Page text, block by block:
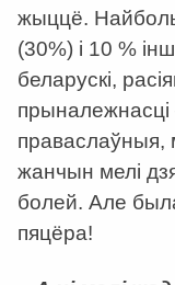
жыццё.
(30%) і 10 %
беларускі,
прыналежнасці
праваслаўныя,
жанчын мелі
болей. Але
пяцёра!